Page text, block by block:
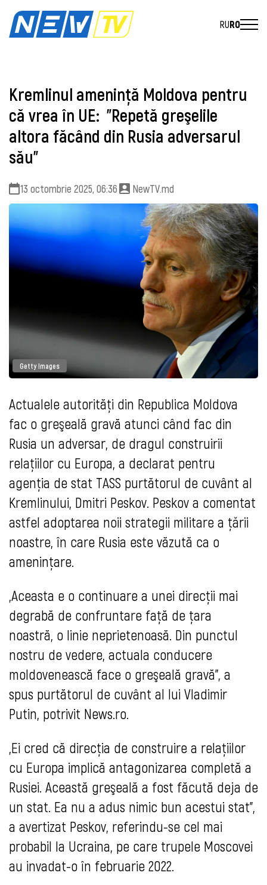
RURO
Kremlinul ameninţă Moldova pentru
că vrea în UE: "Repetă greşelile
altora făcând din Rusia adversarul
său"
13 octombrie 2025, 06:36 NewTV.md
Getty Images
Actualele autorităţi din Republica Moldova
fac o greşeală gravă atunci când fac din
Rusia un adversar, de dragul construirii
relaţiilor cu Europa, a declarat pentru
agenţia de stat TASS purtătorul de cuvânt al
Kremlinului, Dmitri Peskov. Peskov a comentat
astfel adoptarea noii strategii militare a țǎrii
noastre, în care Rusia este văzută ca o
ameninţare.
„Aceasta e o continuare a unei direcţii mai
degrabă de confruntare faţă de ţara
noastră, o linie neprietenoasă. Din punctul
nostru de vedere, actuala conducere
moldovenească face o greşeală gravă”, a
spus purtătorul de cuvânt al lui Vladimir
Putin, potrivit News.ro.
„Ei cred că direcţia de construire a relaţiilor
cu Europa implică antagonizarea completă a
Rusiei. Această greşeală a fost făcută deja de
un stat. Ea nu a adus nimic bun acestui stat”,
a avertizat Peskov, referindu-se cel mai
probabil la Ucraina, pe care trupele Moscovei
au invadat-o în februarie 2022.